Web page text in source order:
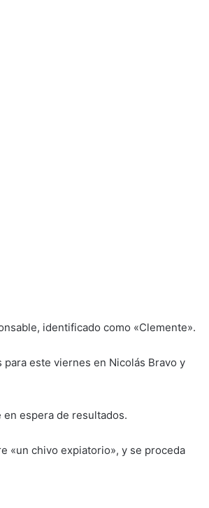
identificado como «Clemente».
este viernes en Nicolás Bravo y
espera de resultados.
«un chivo expiatorio», y se proceda